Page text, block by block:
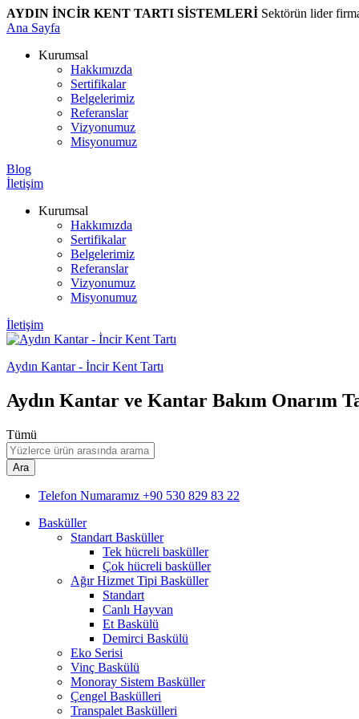
AYDIN İNCİR KENT TARTI SİSTEMLERİ Sektörün lider
Ana Sayfa
Kurumsal
Hakkımızda
Sertifikalar
Belgelerimiz
Referanslar
Vizyonumuz
Misyonumuz
Blog
İletişim
Kurumsal
Hakkımızda
Sertifikalar
Belgelerimiz
Referanslar
Vizyonumuz
Misyonumuz
İletişim
Aydın Kantar - İncir Kent Tartı
Aydın Kantar ve Kantar Bakım Onarım
Tümü
Ara
Telefon Numaramız +90 530 829 83 22
Basküller
Standart Basküller
Tek hücreli basküller
Çok hücreli basküller
Ağır Hizmet Tipi Basküller
Standart
Canlı Hayvan
Et Baskülü
Demirci Baskülü
Eko Serisi
Vinç Baskülü
Monoray Sistem Basküller
Çengel Baskülleri
Transpalet Baskülleri